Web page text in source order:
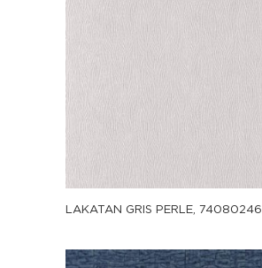
LAKATAN GRIS PERLE, 74080246